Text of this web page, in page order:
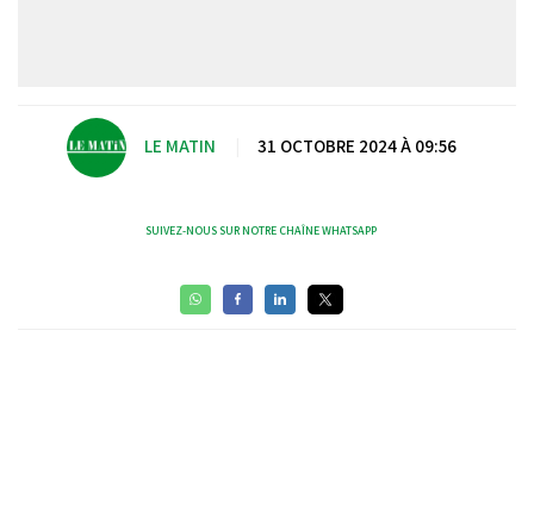
LE MATIN 31 OCTOBRE 2024 À 09:56
SUIVEZ-NOUS SUR NOTRE CHAÎNE WHATSAPP